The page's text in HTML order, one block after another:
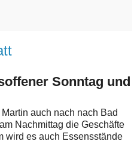
Sonntag und
auch nach nach Bad
Nachmittag die Geschäfte
wird es auch Essensstände